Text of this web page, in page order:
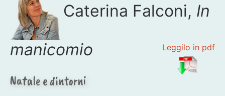
Caterina Falconi, In
manicomio
Leggilo in pdf
Natale e dintorni